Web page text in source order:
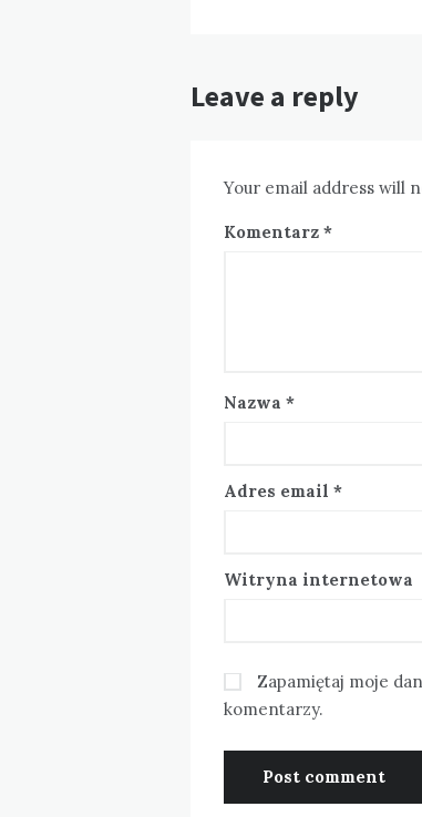
Leave a reply
Your email address will
Komentarz *
Nazwa *
Adres email *
Witryna internetowa
Zapamiętaj moje
komentarzy.